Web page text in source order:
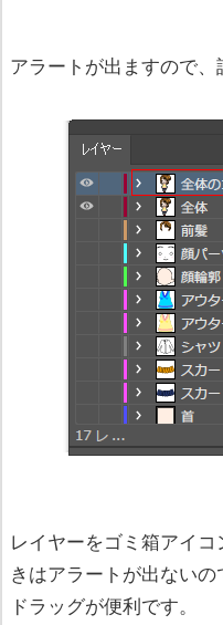
アラートが出ますので、
レイヤーをゴミ箱アイ
きはアラートが出ない
ドラッグが便利です。